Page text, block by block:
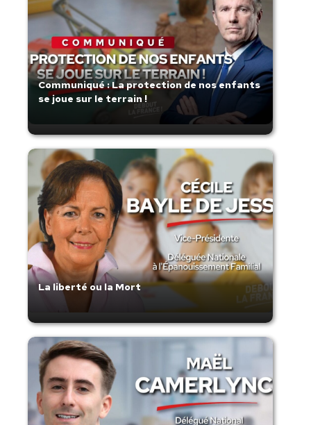
Communiqué : La protection de nos enfants
se joue sur le terrain !
La liberté ou la Mort